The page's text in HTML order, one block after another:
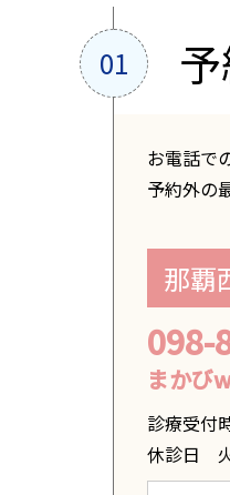
お電話で
予約外の
那覇
098-
まかび
診療受付
休診日